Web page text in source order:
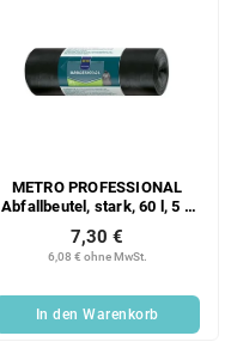
METRO PROFESSIONAL
Abfallbeutel, stark, 60 l, 5 x
6,08 € ohne MwSt.
7,30 €
In den Warenkorb